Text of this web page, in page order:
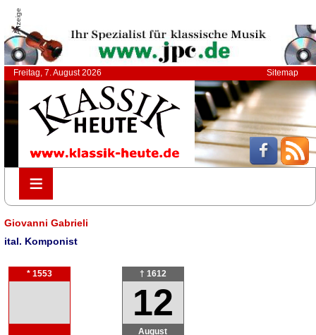
Anzeige
Freitag, 7. August 2026 Sitemap
≡
≡
Giovanni Gabrieli
ital. Komponist
* 1553 † 1612
12
August